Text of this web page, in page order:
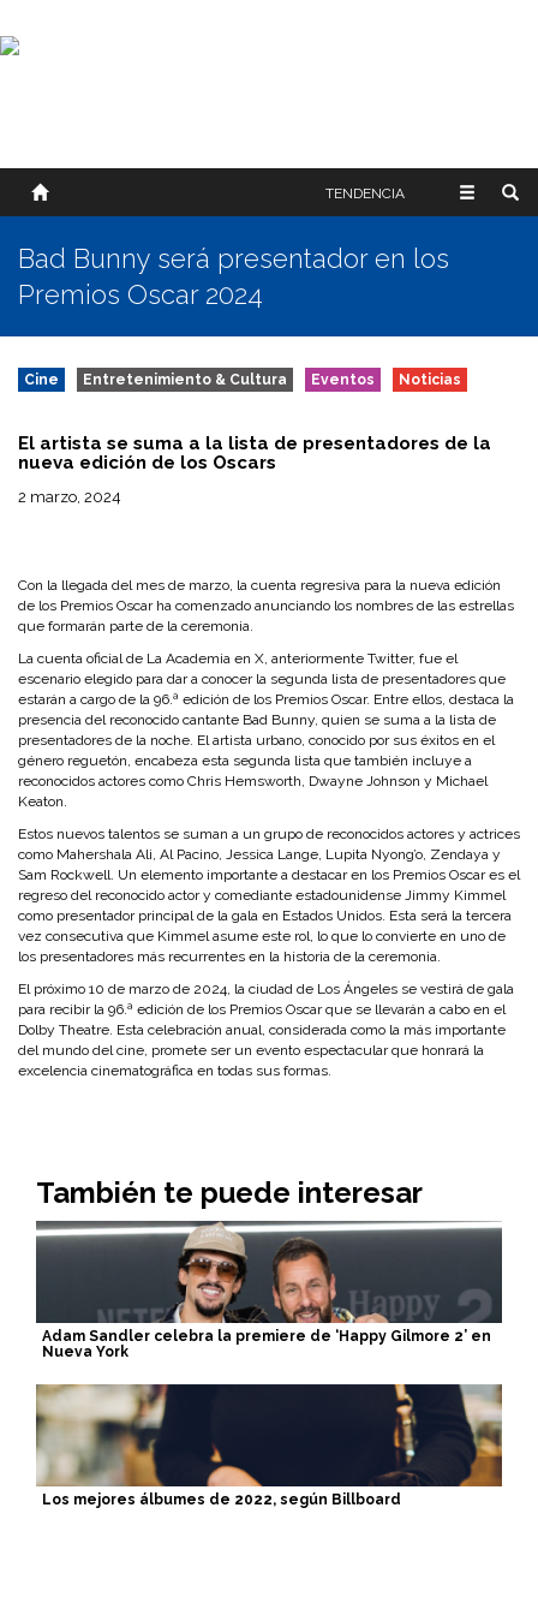
SOBRE NOSOTROS
TENDENCIA
Bad Bunny será presentador en los
Premios Oscar 2024
Cine Entretenimiento & Cultura Eventos Noticias
El artista se suma a la lista de presentadores de la
nueva edición de los Oscars
2 marzo, 2024
Con la llegada del mes de marzo, la cuenta regresiva para la nueva edición
de los Premios Oscar ha comenzado anunciando los nombres de las estrellas
que formarán parte de la ceremonia.
La cuenta oficial de La Academia en X, anteriormente Twitter, fue el
escenario elegido para dar a conocer la segunda lista de presentadores que
estarán a cargo de la 96.ª edición de los Premios Oscar. Entre ellos, destaca la
presencia del reconocido cantante Bad Bunny, quien se suma a la lista de
presentadores de la noche. El artista urbano, conocido por sus éxitos en el
género reguetón, encabeza esta segunda lista que también incluye a
reconocidos actores como Chris Hemsworth, Dwayne Johnson y Michael
Keaton.
Estos nuevos talentos se suman a un grupo de reconocidos actores y actrices
como Mahershala Ali, Al Pacino, Jessica Lange, Lupita Nyong’o, Zendaya y
Sam Rockwell. Un elemento importante a destacar en los Premios Oscar es el
regreso del reconocido actor y comediante estadounidense Jimmy Kimmel
como presentador principal de la gala en Estados Unidos. Esta será la tercera
vez consecutiva que Kimmel asume este rol, lo que lo convierte en uno de
los presentadores más recurrentes en la historia de la ceremonia.
El próximo 10 de marzo de 2024, la ciudad de Los Ángeles se vestirá de gala
para recibir la 96.ª edición de los Premios Oscar que se llevarán a cabo en el
Dolby Theatre. Esta celebración anual, considerada como la más importante
del mundo del cine, promete ser un evento espectacular que honrará la
excelencia cinematográfica en todas sus formas.
También te puede interesar
Adam Sandler celebra la premiere de ‘Happy Gilmore 2’ en
Nueva York
Los mejores álbumes de 2022, según Billboard